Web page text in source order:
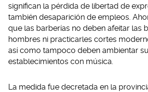
significan la pérdida de libertad de
también desaparición de empleos.
que las barberías no deben afeitar las
hombres ni practicarles cortes
así como tampoco deben ambientar
establecimientos con música.
La medida fue decretada en la